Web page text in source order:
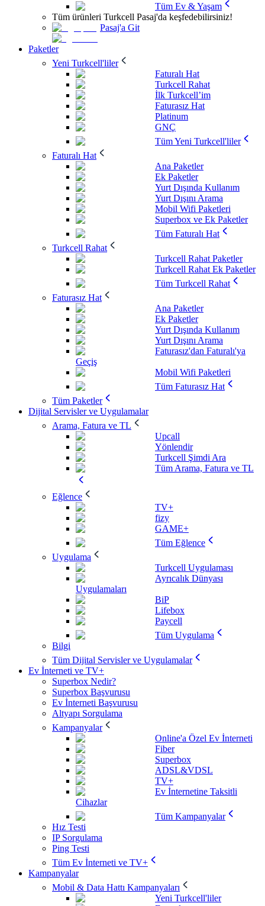
Tüm Ev & Yaşam
Tüm ürünleri Turkcell Pasaj'da keşfedebilirsiniz!
Pasaj'a Git
Paketler
Yeni Turkcell'liler
Faturalı Hat
Turkcell Rahat
İlk Turkcell’im
Faturasız Hat
Platinum
GNÇ
Tüm Yeni Turkcell'liler
Faturalı Hat
Ana Paketler
Ek Paketler
Yurt Dışında Kullanım
Yurt Dışını Arama
Mobil Wifi Paketleri
Superbox ve Ek Paketler
Tüm Faturalı Hat
Turkcell Rahat
Turkcell Rahat Paketler
Turkcell Rahat Ek Paketler
Tüm Turkcell Rahat
Faturasız Hat
Ana Paketler
Ek Paketler
Yurt Dışında Kullanım
Yurt Dışını Arama
Faturasız'dan Faturalı'ya
Geçiş
Mobil Wifi Paketleri
Tüm Faturasız Hat
Tüm Paketler
Dijital Servisler ve Uygulamalar
Arama, Fatura ve TL
Upcall
Yönlendir
Turkcell Şimdi Ara
Tüm Arama, Fatura ve TL
Eğlence
TV+
fizy
GAME+
Tüm Eğlence
Uygulama
Turkcell Uygulaması
Ayrıcalık Dünyası
Uygulamaları
BiP
Lifebox
Paycell
Tüm Uygulama
Bilgi
Tüm Dijital Servisler ve Uygulamalar
Ev İnterneti ve TV+
Superbox Nedir?
Superbox Başvurusu
Ev İnterneti Başvurusu
Altyapı Sorgulama
Kampanyalar
Online'a Özel Ev İnterneti
Fiber
Superbox
ADSL&VDSL
TV+
Ev İnternetine Taksitli
Cihazlar
Tüm Kampanyalar
Hız Testi
IP Sorgulama
Ping Testi
Tüm Ev İnterneti ve TV+
Kampanyalar
Mobil & Data Hattı Kampanyaları
Yeni Turkcell'liler